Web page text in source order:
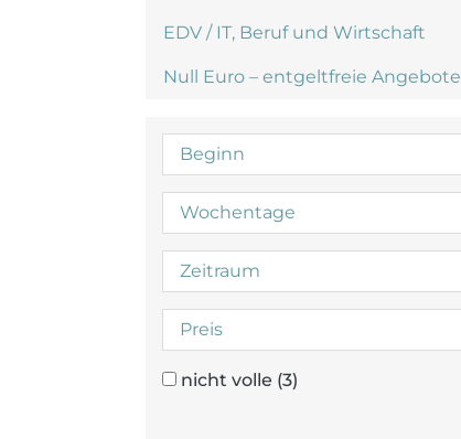
EDV / IT, Beruf und Wirtschaft
Null Euro – entgeltfreie Angebote
Beginn
Wochentage
Zeitraum
Preis
nicht volle (3)